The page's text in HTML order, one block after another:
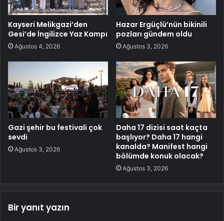
Kayseri Melikgazi’den
Gesi’de İngilizce Yaz Kampı
Ağustos 4, 2026
Hazar Ergüçlü’nün bikinili
pozları gündem oldu
Ağustos 3, 2026
Gazi şehir bu festivali çok
sevdi
Ağustos 3, 2026
Daha 17 dizisi saat kaçta
başlıyor? Daha 17 hangi
kanalda? Manifest hangi
bölümde konuk olacak?
Ağustos 3, 2026
Bir yanıt yazın